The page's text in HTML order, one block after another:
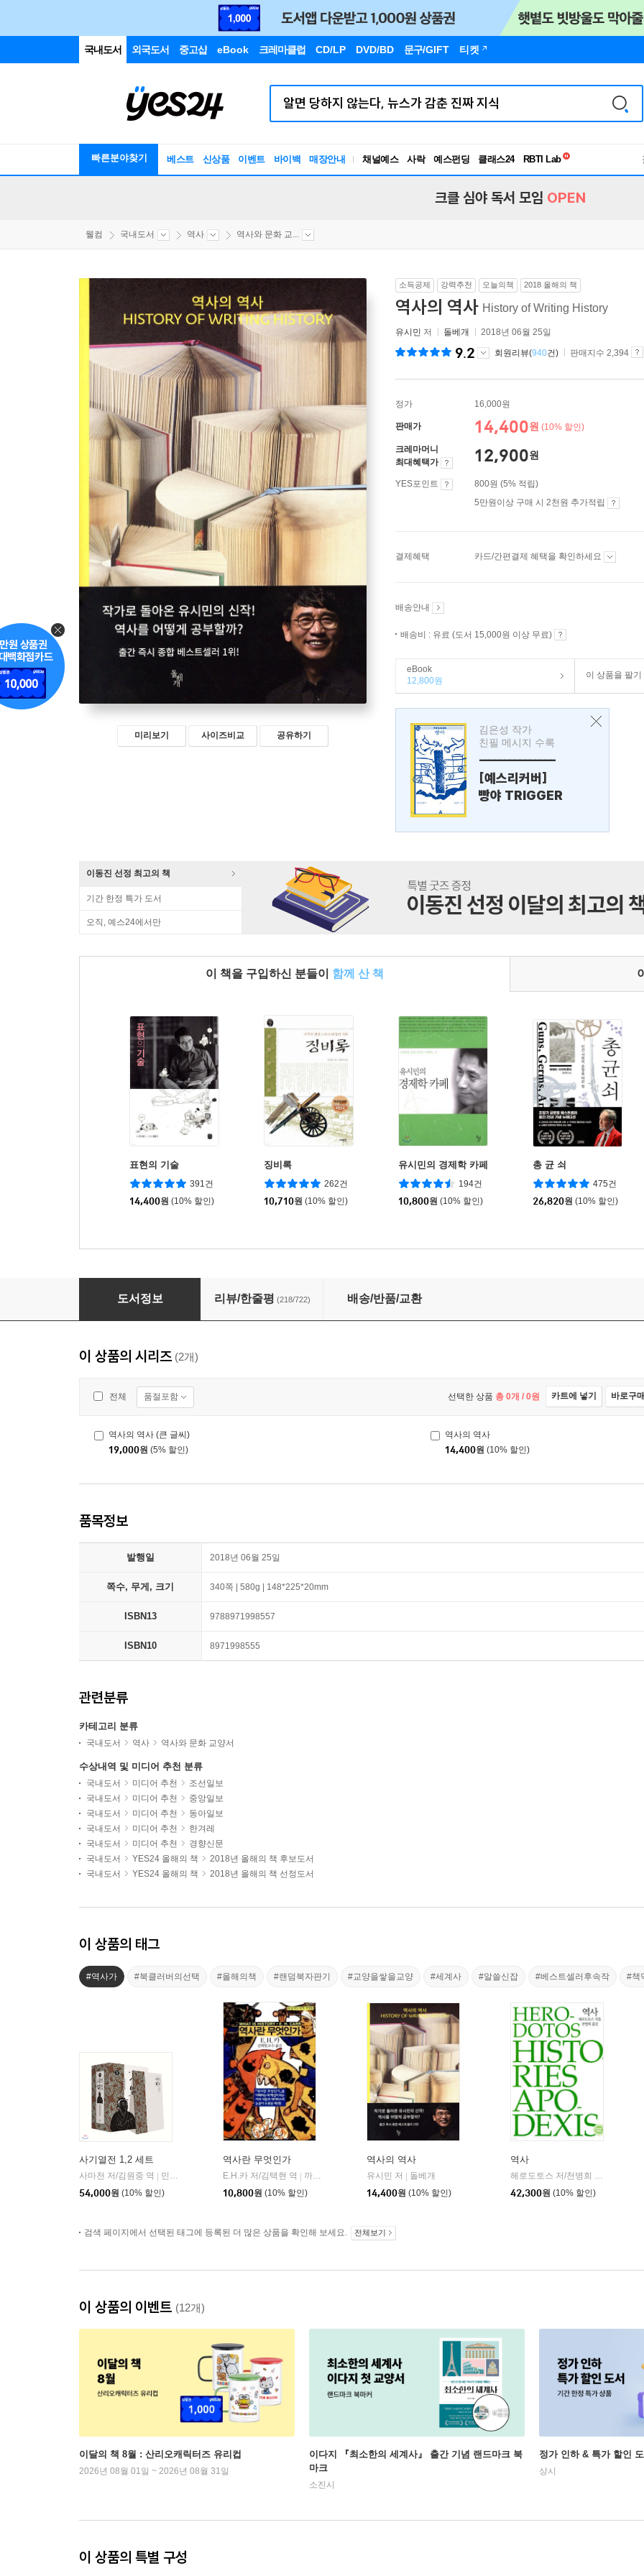
국내도서 외국도서 중고샵 eBook 크레마클럽 CD/LP DVD/BD 문구/GIFT 티켓
빠른분야찾기 베스트 신상품 이벤트 바이백 매장안내 채널예스 사락 예스펀딩 클래스24
RBTI Lab
독서유형검사
크클 심야 독서 모임 OPEN
웰컴 국내도서 역사 역사와 문화 교...
미리보기 사이즈비교 공유하기
소득공제 강력추천 오늘의책 2018 올해의 책
역사의 역사 History of Writing History
유시민 저 돌베개 2018년 06월 25일
9.2 회원리뷰(940건) 판매지수 2,394
정가 16,000원
판매가 14,400원 (10% 할인)
크레마머니
최대혜택가
12,900원
YES포인트
800원 (5% 적립)
5만원이상 구매 시 2천원 추가적립
결제혜택 카드/간편결제 혜택을 확인하세요
배송안내
배송비 : 유료 (도서 15,000원 이상 무료)
eBook
12,800원
이 상품을 팔기
김은성 작가
친필 메시지 수록
---------------
[예스리커버]
빵야 TRIGGER
이동진 선정 최고의 책
기간 한정 특가 도서
오직, 예스24에서만
이 책을 구입하신 분들이 함께 산 책
표현의 기술
391건
14,400원 (10% 할인)
징비록
262건
10,710원 (10% 할인)
유시민의 경제학 카페
194건
10,800원 (10% 할인)
총 균 쇠
475건
26,820원 (10% 할인)
역사의 역사
도서정보 리뷰/한줄평 (218/722) 배송/반품/교환
이 상품의 시리즈 (2개)
전체 품절포함 선택한 상품 총 0개 / 0원 카트에 넣기 바로구
역사의 역사 (큰 글씨)
19,000원 (5% 할인)
역사의 역사
14,400원 (10% 할인)
품목정보
발행일 2018년 06월 25일
쪽수, 무게, 크기 340쪽 | 580g | 148*225*20mm
ISBN13 9788971998557
ISBN10 8971998555
관련분류
카테고리 분류
국내도서 역사 역사와 문화 교양서
수상내역 및 미디어 추천 분류
국내도서 미디어 추천
조선일보
국내도서
미디어 추천
중앙일보
국내도서
미디어 추천
동아일보
국내도서
미디어 추천
한겨레
국내도서
미디어 추천
경향신문
국내도서
YES24 올해의 책
2018년 올해의 책 후보도서
국내도서
YES24 올해의 책 2018년 올해의 책 선정도서
이 상품의 태그
#역사가 #북클러버의선택 #올해의책 #랜덤북자판기 #교양을쌓을교양 #세계사 #알쓸신잡 #베스트셀러후속작 #책
사기열전 1,2 세트
사마천 저/김원중 역
민음사
54,000원 (10% 할인)
역사란 무엇인가
E.H.카 저/김택현 역
까치(까치글방)
10,800원 (10% 할인)
역사의 역사
유시민 저
돌베개
14,400원 (10% 할인)
역사
헤로도토스 저/천병희 역
42,300원 (10% 할인)
검색 페이지에서 선택된 태그에 등록된 더 많은 상품을 확인해 보세요. 전체보기
이 상품의 이벤트 (12개)
이달의 책 8월 : 산리오캐릭터즈 유리컵
2026년 08월 01일 ~ 2026년 08월 31일
이다지 『최소한의 세계사』 출간 기념 랜드마크 북
마크
소진시
정가 인하 & 특가 할인
상시
이 상품의 특별 구성